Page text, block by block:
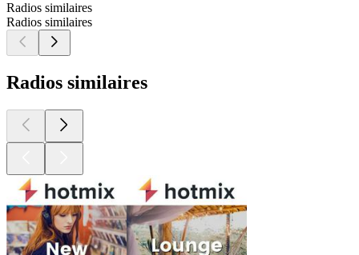
Radios similaires
Radios similaires
Radios similaires